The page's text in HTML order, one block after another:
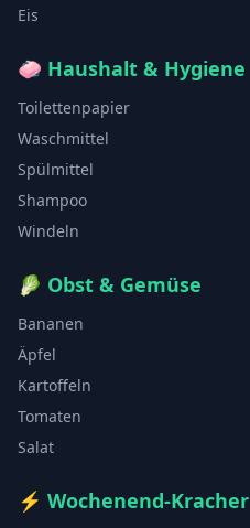
Eis
🧼 Haushalt & Hygiene
Toilettenpapier
Waschmittel
Spülmittel
Shampoo
Windeln
🥬 Obst & Gemüse
Bananen
Äpfel
Kartoffeln
Tomaten
Salat
⚡ Wochenend-Kracher